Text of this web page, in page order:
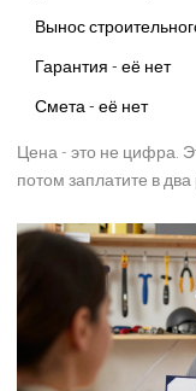
Вынос
Гарантия - её нет
Смета - её нет
Цена - это не цифра.
потом заплатите в